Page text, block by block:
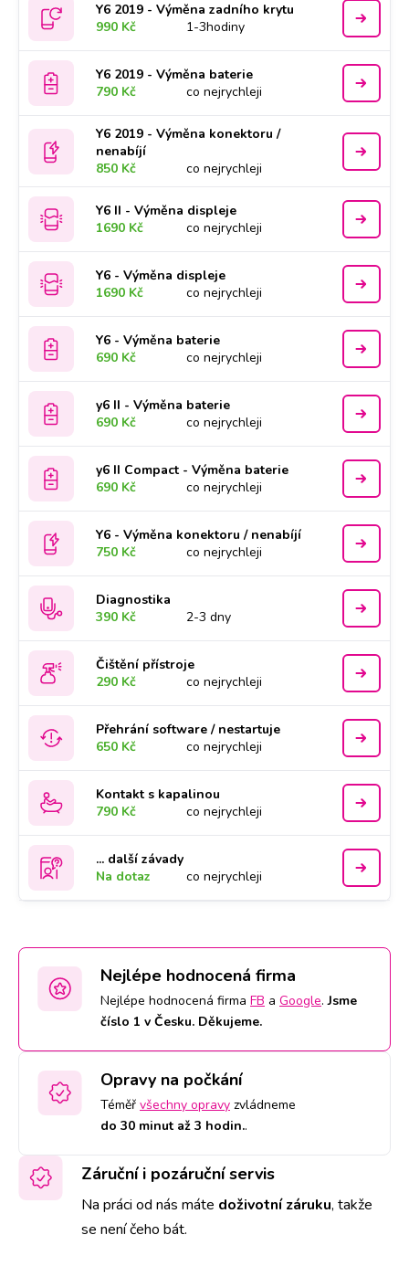
Y6 2019 - Výměna zadního krytu
990 Kč
1-3hodiny
Y6 2019 - Výměna baterie
790 Kč
co nejrychleji
Y6 2019 - Výměna konektoru /
nenabíjí
850 Kč
co nejrychleji
Y6 II - Výměna displeje
1690 Kč
co nejrychleji
Y6 - Výměna displeje
1690 Kč
co nejrychleji
Y6 - Výměna baterie
690 Kč
co nejrychleji
y6 II - Výměna baterie
690 Kč
co nejrychleji
y6 II Compact - Výměna baterie
690 Kč
co nejrychleji
Y6 - Výměna konektoru / nenabíjí
750 Kč
co nejrychleji
Diagnostika
390 Kč
2-3 dny
Čištění přístroje
290 Kč
co nejrychleji
Přehrání software / nestartuje
650 Kč
co nejrychleji
Kontakt s kapalinou
790 Kč
co nejrychleji
... další závady
Na dotaz
co nejrychleji
Nejlépe hodnocená firma
Nejlépe hodnocená firma FB a Google.Jsme
číslo 1 v Česku. Děkujeme.
Opravy na počkání
Téměř všechny opravy zvládneme
do 30 minut až 3 hodin..
Záruční i pozáruční servis
Na práci od nás máte doživotní záruku, takže
se není čeho bát.